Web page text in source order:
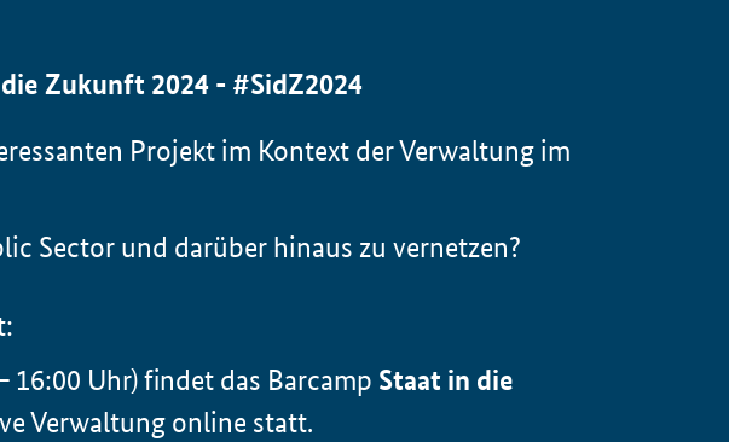
Zukunft 2024 - #SidZ2024
Projekt im Kontext der Verwaltung im
Sector und darüber hinaus zu vernetzen?
16:00 Uhr) findet das Barcamp Staat in die
Verwaltung online statt.